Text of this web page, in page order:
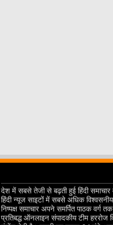
देश में सबसे तेजी से बढ़ती हुई हिंदी
हिंदी न्यूज साइटों में सबसे अधिक
निष्पक्ष समाचार अपने समर्पित पाठक वर्ग
प्रतिबद्ध ऑनलाइन संपादकीय टीम हररोज